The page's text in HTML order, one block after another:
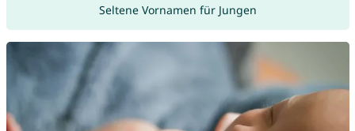
Seltene Vornamen für Jungen